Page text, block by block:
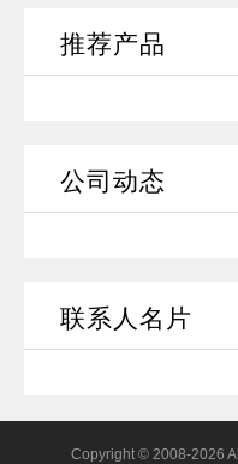
推荐产品
公司动态
联系人名片
Copyright © 2008-2026